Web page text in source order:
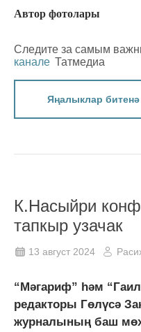
Автор фотолары
Следите за самым
канале Татмедиа
Яңалыклар битенә
К.Насыйри
тапкыр узачак
13 август 2024
“Мәгариф” һәм
редакторы Гөлүсә
журналының баш